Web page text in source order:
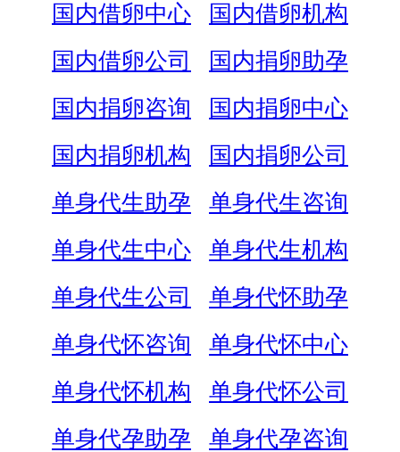
国内借卵中心
国内借卵机构
国内借卵公司
国内捐卵助孕
国内捐卵咨询
国内捐卵中心
国内捐卵机构
国内捐卵公司
单身代生助孕
单身代生咨询
单身代生中心
单身代生机构
单身代生公司
单身代怀助孕
单身代怀咨询
单身代怀中心
单身代怀机构
单身代怀公司
单身代孕助孕
单身代孕咨询